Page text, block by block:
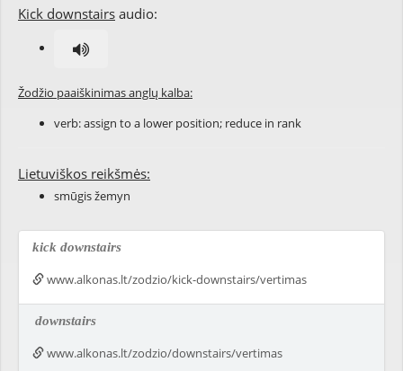
Kick downstairs audio:
Žodžio paaiškinimas anglų kalba:
verb: assign to a lower position; reduce in rank
Lietuviškos reikšmės:
smūgis žemyn
kick downstairs
www.alkonas.lt/zodzio/kick-downstairs/vertimas
downstairs
www.alkonas.lt/zodzio/downstairs/vertimas